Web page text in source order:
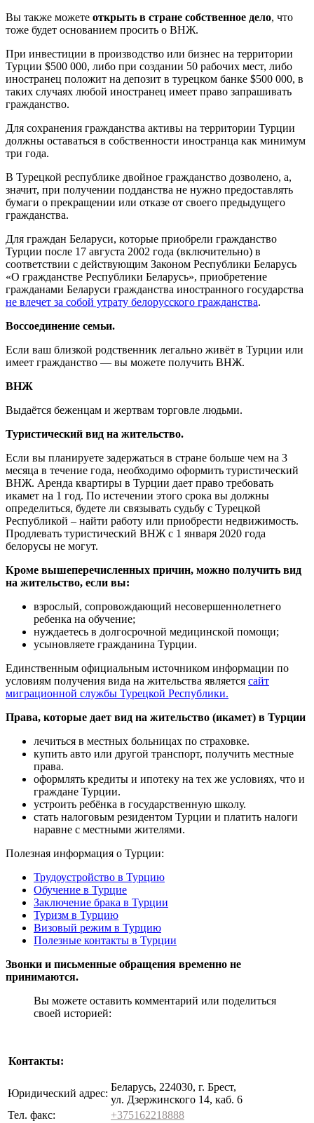
Вы также можете открыть в стране собственное дело, что
тоже будет основанием просить о ВНЖ.
При инвестиции в производство или бизнес на территории
Турции $500 000, либо при создании 50 рабочих мест, либо
иностранец положит на депозит в турецком банке $500 000, в
таких случаях любой иностранец имеет право запрашивать
гражданство.
Для сохранения гражданства активы на территории Турции
должны оставаться в собственности иностранца как минимум
три года.
В Турецкой республике двойное гражданство дозволено, а,
значит, при получении подданства не нужно предоставлять
бумаги о прекращении или отказе от своего предыдущего
гражданства.
Для граждан Беларуси, которые приобрели гражданство
Турции после 17 августа 2002 года (включительно) в
соответствии с действующим Законом Республики Беларусь
«О гражданстве Республики Беларусь», приобретение
гражданами Беларуси гражданства иностранного государства
не влечет за собой утрату белорусского гражданства.
Воссоединение семьи.
Если ваш близкой родственник легально живёт в Турции или
имеет гражданство — вы можете получить ВНЖ.
ВНЖ
Выдаётся беженцам и жертвам торговле людьми.
Туристический вид на жительство.
Если вы планируете задержаться в стране больше чем на 3
месяца в течение года, необходимо оформить туристический
ВНЖ. Аренда квартиры в Турции дает право требовать
икамет на 1 год. По истечении этого срока вы должны
определиться, будете ли связывать судьбу с Турецкой
Республикой – найти работу или приобрести недвижимость.
Продлевать туристический ВНЖ с 1 января 2020 года
белорусы не могут.
Кроме вышеперечисленных причин, можно получить вид
на жительство, если вы:
взрослый, сопровождающий несовершеннолетнего
ребенка на обучение;
нуждаетесь в долгосрочной медицинской помощи;
усыновляете гражданина Турции.
Единственным официальным источником информации по
условиям получения вида на жительства является сайт
миграционной службы Турецкой Республики.
Права, которые дает вид на жительство (икамет) в Турции
лечиться в местных больницах по страховке.
купить авто или другой транспорт, получить местные
права.
оформлять кредиты и ипотеку на тех же условиях, что и
граждане Турции.
устроить ребёнка в государственную школу.
стать налоговым резидентом Турции и платить налоги
наравне с местными жителями.
Полезная информация о Турции:
Трудоустройство в Турцию
Обучение в Турцие
Заключение брака в Турции
Туризм в Турцию
Визовый режим в Турцию
Полезные контакты в Турции
Звонки и письменные обращения временно не
принимаются.
Вы можете оставить комментарий или поделиться
своей историей:
Контакты:
Юридический адрес:
Беларусь, 224030, г. Брест,
ул. Дзержинского 14, каб. 6
Тел. факс:
+375162218888